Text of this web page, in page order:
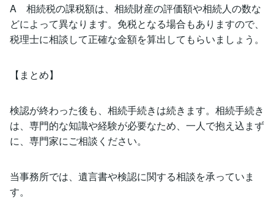
A 相続税の課税額は、相続財産の評価額や相続人の数な
どによって異なります。免税となる場合もありますので、
税理士に相談して正確な金額を算出してもらいましょう。
【まとめ】
検認が終わった後も、相続手続きは続きます。相続手続き
は、専門的な知識や経験が必要なため、一人で抱え込まず
に、専門家にご相談ください。
当事務所では、遺言書や検認に関する相談を承っていま
す。